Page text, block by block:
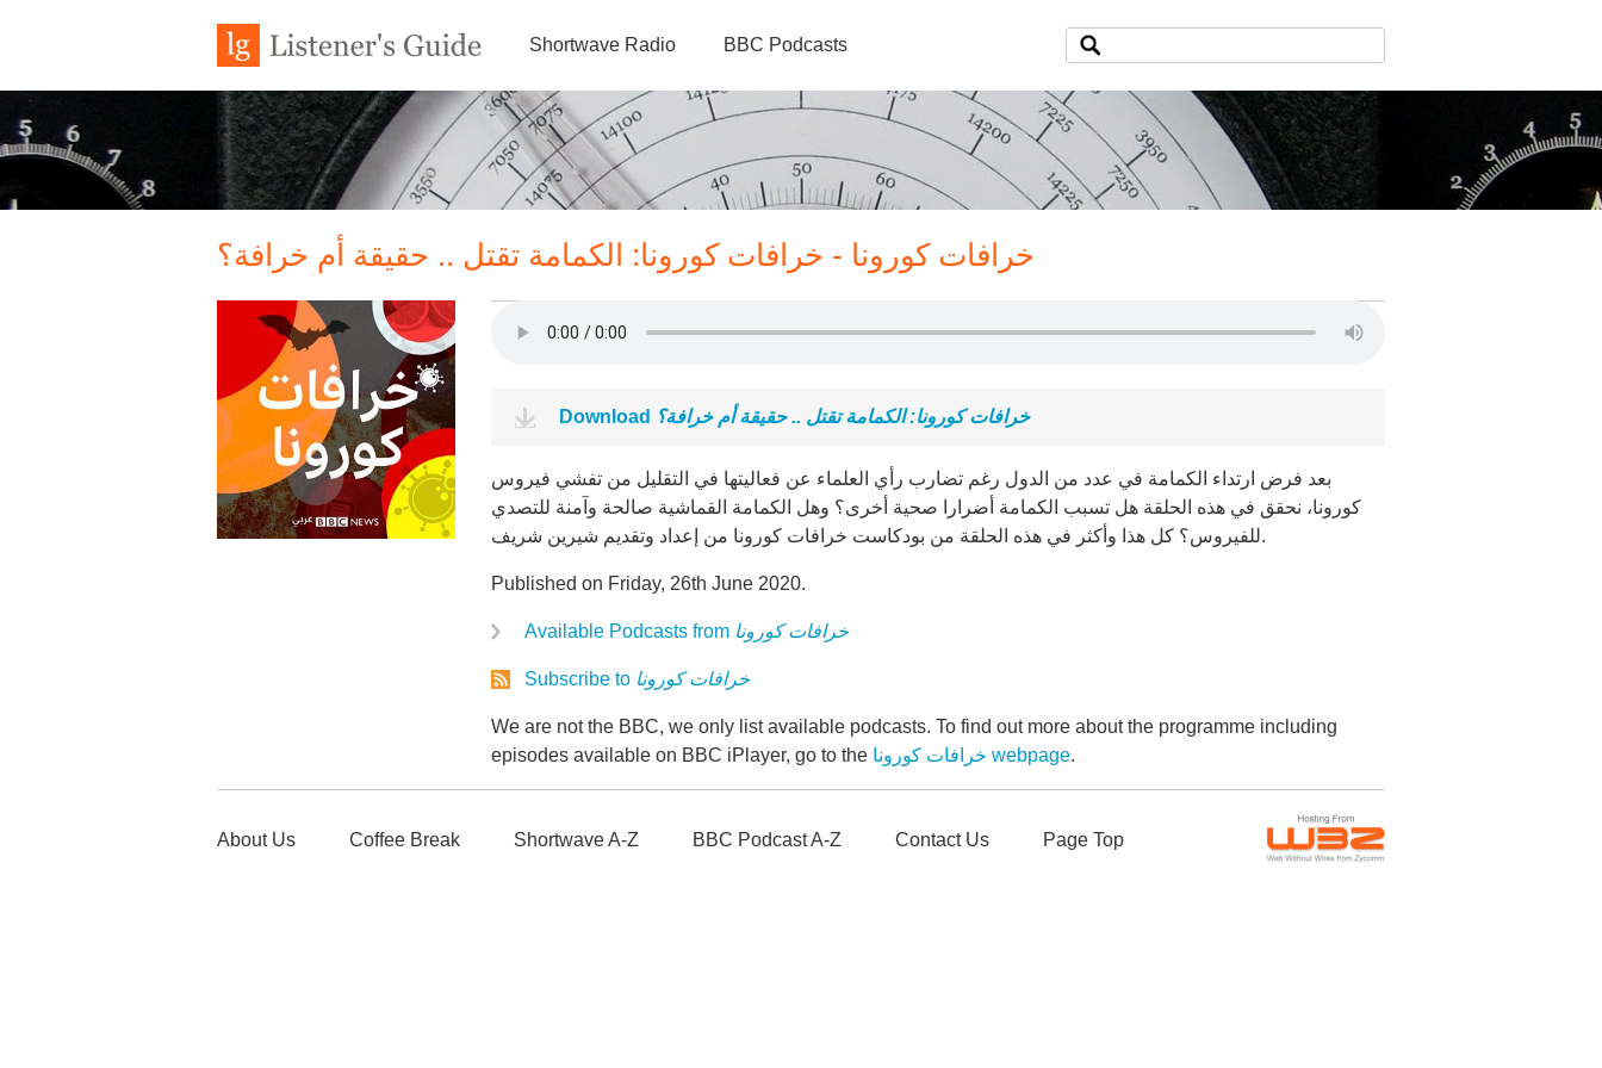
Shortwave Radio BBC Podcasts
خرافات كورونا - خرافات كورونا: الكمامة تقتل .. حقيقة أم خرافة؟
Download خرافات كورونا: الكمامة تقتل .. حقيقة أم خرافة؟
بعد فرض ارتداء الكمامة في عدد من الدول رغم تضارب رأي العلماء عن فعاليتها في التقليل من تفشي فيروس
كورونا، نحقق في هذه الحلقة هل تسبب الكمامة أضرارا صحية أخرى؟ وهل الكمامة القماشية صالحة وآمنة للتصدي
للفيروس؟ كل هذا وأكثر في هذه الحلقة من بودكاست خرافات كورونا من إعداد وتقديم شيرين شريف.
Published on Friday, 26th June 2020.
Available Podcasts from خرافات كورونا
Subscribe to خرافات كورونا
We are not the BBC, we only list available podcasts. To find out more about the programme including
episodes available on BBC iPlayer, go to the
خرافات كورونا webpage.
About Us Coffee Break Shortwave A-Z BBC Podcast A-Z Contact Us Page Top